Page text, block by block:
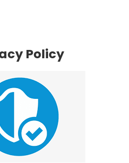
Policy